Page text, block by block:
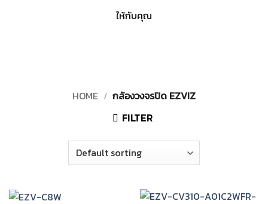
ให้กับคุณ
HOME / กล้องวงจรปิด EZVIZ
FILTER